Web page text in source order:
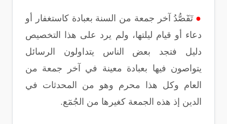
● تٓقٓصُّدُ آخر جمعة من السنة بعبادة كاستغفار أو
دعاء أو قيام ليلتها، ولم يرد على هذا التخصيص
دليل فتجد بعض الناس يتداولون الرسائل
يتواصون فيها بعبادة معينة في آخر جمعة من
العام وكل هذا محرم وهو من المحدثات في
الدين إذ هذه الجمعة كغيرها من الجُمٓع.